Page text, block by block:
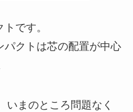
です。
パクトは芯の配置が中心
いまのところ問題なく